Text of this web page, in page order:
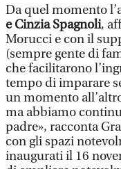
Da quel momento
e Cinzia Spagnoli,
Morucci e con il
(sempre gente di
che facilitarono
tempo di imparare
un momento
ma abbiamo
padre», racconta
con gli spazi
inaugurati il 16